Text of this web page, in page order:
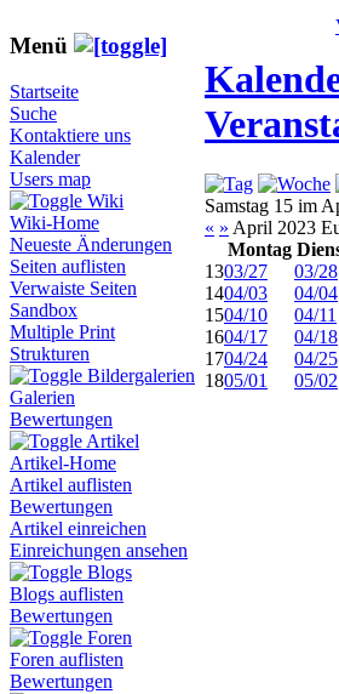
Menü
Startseite
Suche
Kontaktiere uns
Kalender
Users map
Wiki
Wiki-Home
Neueste Änderungen
Seiten auflisten
Verwaiste Seiten
Sandbox
Multiple Print
Strukturen
Bildergalerien
Galerien
Bewertungen
Artikel
Artikel-Home
Artikel auflisten
Bewertungen
Artikel einreichen
Einreichungen ansehen
Blogs
Blogs auflisten
Bewertungen
Foren
Foren auflisten
Bewertungen
Samstag 15 im
« » April 2023
Montag
1303/27 03/28
1404/03 04/04
1504/10 04/11
1604/17 04/18
1704/24 04/25
1805/01 05/02